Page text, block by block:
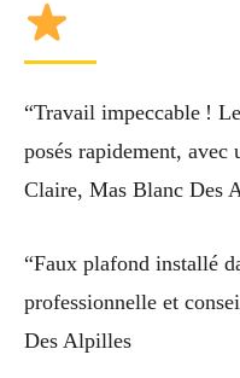
“Travail impeccable !
posés rapidement, avec
Claire, Mas Blanc Des
“Faux plafond installé
professionnelle et
Des Alpilles